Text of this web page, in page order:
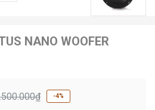
NANO WOOFER
-4%